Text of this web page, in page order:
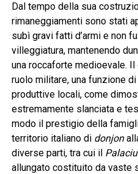
Dal tempo della sua
rimaneggiamenti sono stati
subì gravi fatti d’armi e non
villeggiatura, mantenendo
una roccaforte medioevale.
ruolo militare, una funzione
produttive locali, come
estremamente slanciata e
modo il prestigio della
territorio italiano di donjon
diverse parti, tra cui il
allungato costituito da vaste